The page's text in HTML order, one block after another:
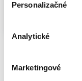
Personalizačné
Analytické
Marketingové
Na sklade
10,60€